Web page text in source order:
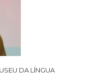
DA LÍNGUA